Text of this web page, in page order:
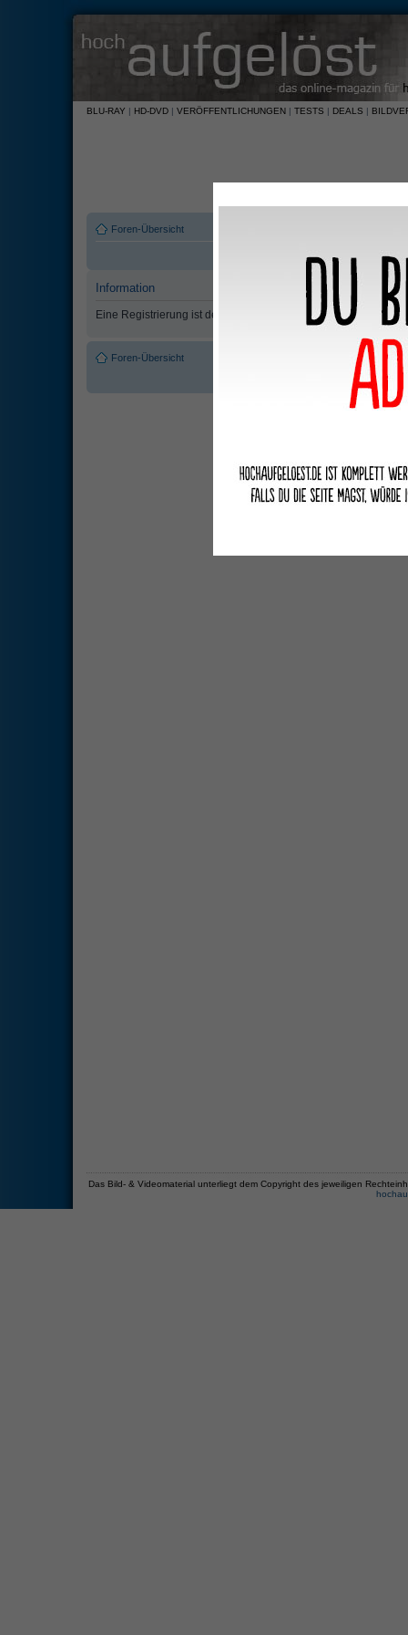
BLU-RAY | HD-DVD | VERÖFFENTLICHUNGEN | TESTS | DEALS |
Foren-Übersicht
Information
Eine Registrierung ist derzeit nicht möglich.
Foren-Übersicht
Alle Cookies des
© 2000, 2002,
Deutsche Übersetzung
Das Bild- & Videomaterial unterliegt dem Copyright des jeweiligen